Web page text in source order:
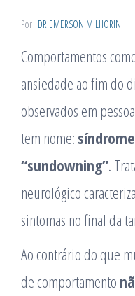
Por DR EMERSON MILHORIN
Comportamentos
ansiedade ao fim do
observados em
tem nome:
“sundowning”.
neurológico
sintomas no final da
Ao contrário do que
de comportamento